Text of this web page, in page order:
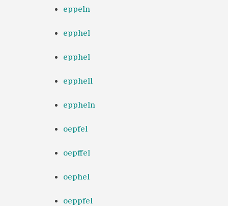
eppeln
epphel
epphel
epphell
eppheln
oepfel
oepffel
oephel
oeppfel